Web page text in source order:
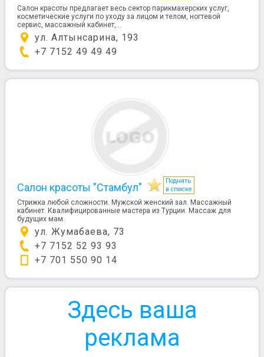
Cалон красоты предлагает весь сектор парикмахерских услуг,
косметические услуги по уходу за лицом и телом, ногтевой
сервис, массажный кабинет,...
ул. Алтынсарина, 193
+7 7152 49 49 49
Салон красоты "Стамбул"
Поднять
в списке
Стрижка любой сложности. Мужской женский зал. Массажный
кабинет. Квалифицированные мастера из Турции. Массаж для
будущих мам.
ул. Жумабаева, 73
+7 7152 52 93 93
+7 701 550 90 14
Здесь ваша
реклама